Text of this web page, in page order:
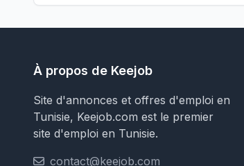
À propos de Keejob
Site d'annonces et offres d'emploi en
Tunisie, Keejob.com est le premier
site d'emploi en Tunisie.
contact@keejob.com